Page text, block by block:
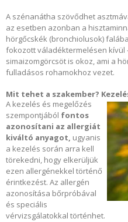
A szénanátha szövődhet
az esetben azonban a
hörgőcskék (bronchiolusok)
fokozott váladéktermelésen kívül
simaizomgörcsöt is okoz, ami a
fulladásos rohamokhoz vezet.
Mit tehet a szakember?
A kezelés és megelőzés
szempontjából fontos
azonosítani az allergiát
kiváltó anyagot, ugyanis
a kezelés során arra kell
törekedni, hogy elkerüljük
ezen allergénekkel történő
érintkezést. Az allergén
azonosítása bőrpróbával
és speciális
vérvizsgálatokkal történhet.